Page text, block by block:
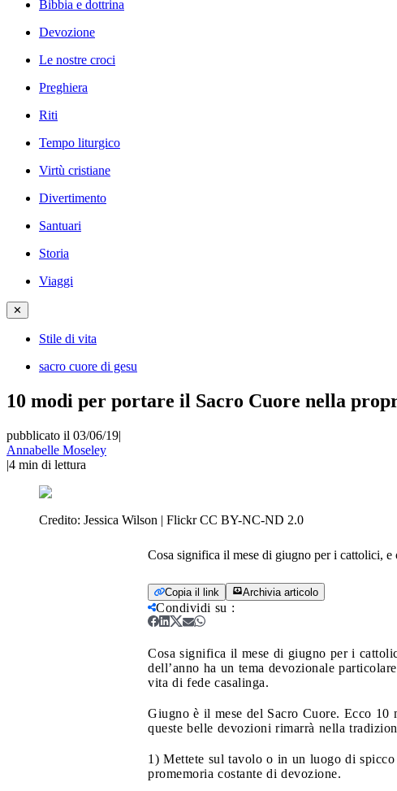
Bibbia e dottrina
Devozione
Le nostre croci
Preghiera
Riti
Tempo liturgico
Virtù cristiane
Divertimento
Santuari
Storia
Viaggi
✕
Stile di vita
sacro cuore di gesu
10 modi per portare il Sacro Cuore nella
pubblicato il 03/06/19|
Annabelle Moseley
|4 min di lettura
Credito: Jessica Wilson | Flickr CC BY-NC-ND 2.0
Cosa significa il mese di giugno per i cattolici, e
Copia il link Archivia articolo
Condividi su :
Cosa significa il mese di giugno per i
dell’anno ha un tema devozionale
vita di fede casalinga.
Giugno è il mese del Sacro Cuore. Ecco 10
queste belle devozioni rimarrà nella
1) Mettete sul tavolo o in un luogo di
promemoria costante di devozione.